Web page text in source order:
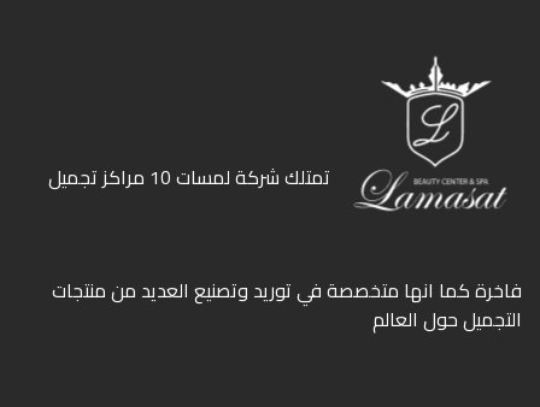
ﺗﻤﺘﻠﻚ ﺷﺮﻛﺔ ﻟﻤﺴﺎت 10 ﻣﺮاﻛﺰ ﺗﺠﻤﻴﻞ
ﻓﺎﺧﺮة كما انها ﻣﺘﺨﺼﺼﺔ ﻓﻲ ﺗﻮرﻳﺪ وﺗﺼﻨﻴﻊ اﻟﻌﺪﻳﺪ ﻣﻦ ﻣﻨﺘﺠﺎت
اﻟﺘﺠﻤﻴﻞ ﺣﻮل اﻟﻌﺎﻟﻢ